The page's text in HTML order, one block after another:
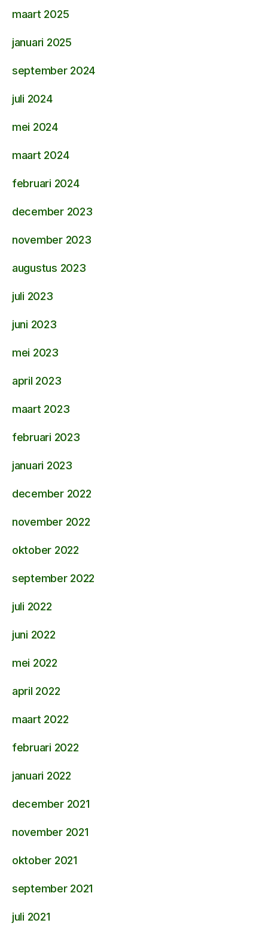
maart 2025
januari 2025
september 2024
juli 2024
mei 2024
maart 2024
februari 2024
december 2023
november 2023
augustus 2023
juli 2023
juni 2023
mei 2023
april 2023
maart 2023
februari 2023
januari 2023
december 2022
november 2022
oktober 2022
september 2022
juli 2022
juni 2022
mei 2022
april 2022
maart 2022
februari 2022
januari 2022
december 2021
november 2021
oktober 2021
september 2021
juli 2021